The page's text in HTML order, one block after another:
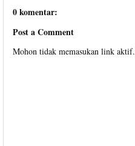
0 komentar:
Post a Comment
Mohon tidak memasukan link aktif.